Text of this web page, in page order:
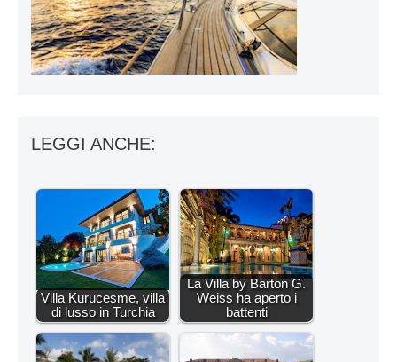
LEGGI ANCHE:
Villa Kurucesme, villa
di lusso in Turchia
La Villa by Barton G.
Weiss ha aperto i
battenti